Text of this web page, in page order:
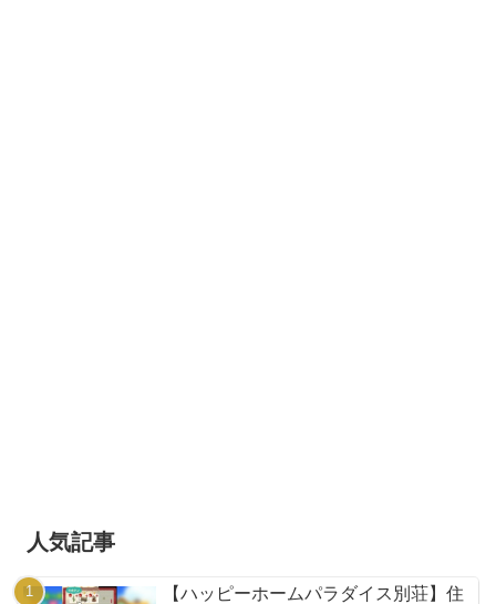
人気記事
【ハッピーホームパラダイス別荘】住